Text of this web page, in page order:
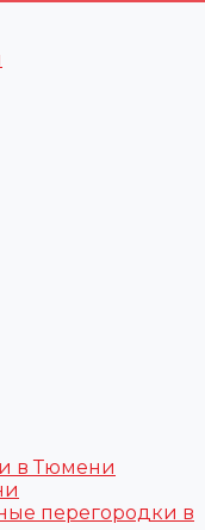
в Тюмени
перегородки в